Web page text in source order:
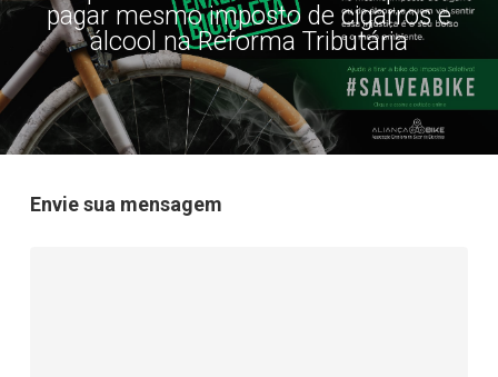
pagar mesmo imposto de cigarros e
álcool na Reforma Tributária
Envie sua mensagem